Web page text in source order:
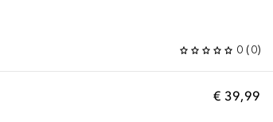
0 (0)
€ 39,99